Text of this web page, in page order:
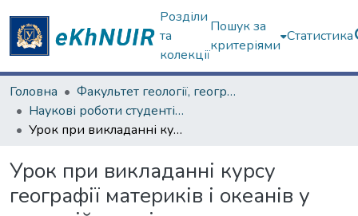
Розділи
та
колекції
Пошук за
критеріями
Статистика
Головна
Факультет геології, географіії, рекреації і туризму
Наукові роботи студентів та аспірантів. Факультет геології, географіії, рекреації і туризму
Урок при викладанні курсу географії материків і океанів у сучасній школі
Урок при викладанні курсу
географії материків і океанів у